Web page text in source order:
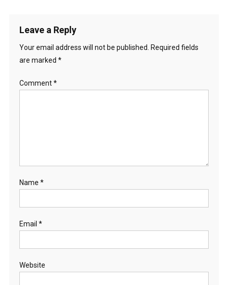
Leave a Reply
Your email address will not be published.
Required fields
are marked *
Comment*
Name *
Email *
Website